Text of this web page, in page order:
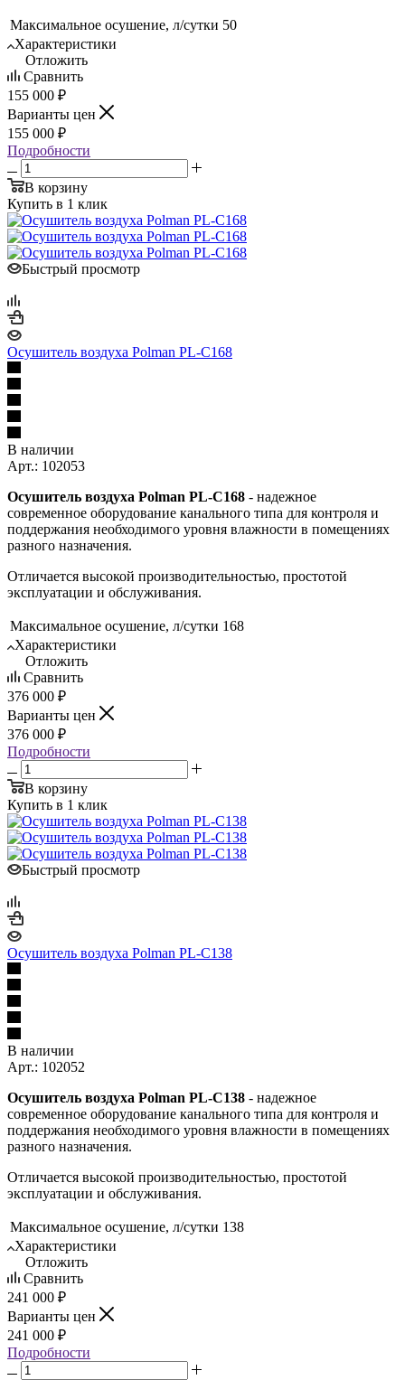
Максимальное осушение, л/сутки 50
Характеристики
Отложить
Сравнить
155 000 ₽
Варианты цен
155 000 ₽
Подробности
В корзину
Купить в 1 клик
Быстрый просмотр
Осушитель воздуха Polman PL-C168
В наличии
Арт.: 102053
Осушитель воздуха Polman PL-C168 - надежное
современное оборудование канального типа для контроля и
поддержания необходимого уровня влажности в помещениях
разного назначения.
Отличается высокой производительностью, простотой
эксплуатации и обслуживания.
Максимальное осушение, л/сутки 168
Характеристики
Отложить
Сравнить
376 000 ₽
Варианты цен
376 000 ₽
Подробности
В корзину
Купить в 1 клик
Быстрый просмотр
Осушитель воздуха Polman PL-C138
В наличии
Арт.: 102052
Осушитель воздуха Polman PL-C138 - надежное
современное оборудование канального типа для контроля и
поддержания необходимого уровня влажности в помещениях
разного назначения.
Отличается высокой производительностью, простотой
эксплуатации и обслуживания.
Максимальное осушение, л/сутки 138
Характеристики
Отложить
Сравнить
241 000 ₽
Варианты цен
241 000 ₽
Подробности